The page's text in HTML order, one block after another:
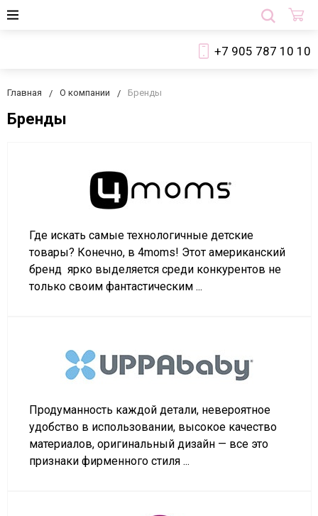
+7 905 787 10 10
Главная О компании Бренды
Бренды
Где искать самые технологичные детские
товары? Конечно, в 4moms! Этот американский
бренд ярко выделяется среди конкурентов не
только своим фантастическим ...
Продуманность каждой детали, невероятное
удобство в использовании, высокое качество
материалов, оригинальный дизайн — все это
признаки фирменного стиля ...